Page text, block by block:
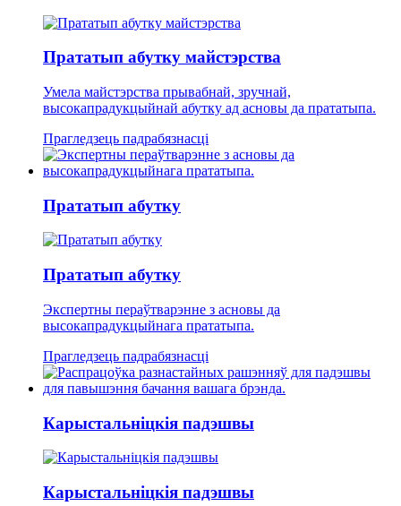
Прататып абутку майстэрства
Умела майстэрства прывабнай, зручнай,
высокапрадукцыйнай абутку ад асновы да прататыпа.
Прагледзець падрабязнасці
Прататып абутку
Прататып абутку
Экспертны пераўтварэнне з асновы да
высокапрадукцыйнага прататыпа.
Прагледзець падрабязнасці
Карыстальніцкія падэшвы
Карыстальніцкія падэшвы